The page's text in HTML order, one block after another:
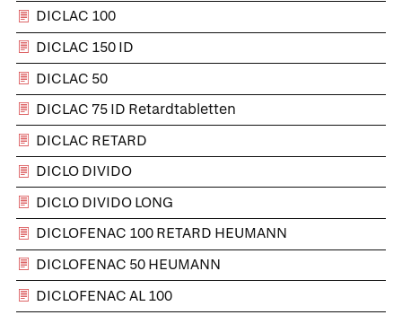
DICLAC 100
DICLAC 150 ID
DICLAC 50
DICLAC 75 ID Retardtabletten
DICLAC RETARD
DICLO DIVIDO
DICLO DIVIDO LONG
DICLOFENAC 100 RETARD HEUMANN
DICLOFENAC 50 HEUMANN
DICLOFENAC AL 100